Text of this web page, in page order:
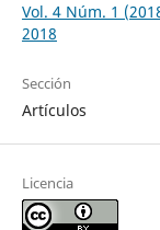
Vol. 4 Núm. 1
2018
Sección
Artículos
Licencia